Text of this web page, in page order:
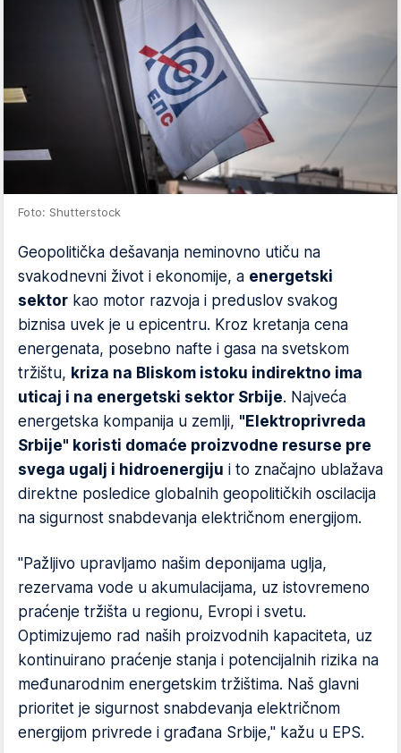
Foto: Shutterstock
Geopolitička dešavanja neminovno utiču na
svakodnevni život i ekonomije, a energetski
sektor kao motor razvoja i preduslov svakog
biznisa uvek je u epicentru. Kroz kretanja cena
energenata, posebno nafte i gasa na svetskom
tržištu, kriza na Bliskom istoku indirektno ima
uticaj i na energetski sektor Srbije. Najveća
energetska kompanija u zemlji, "Elektroprivreda
Srbije" koristi domaće proizvodne resurse pre
svega ugalj i hidroenergiju i to značajno ublažava
direktne posledice globalnih geopolitičkih oscilacija
na sigurnost snabdevanja električnom energijom.
"Pažljivo upravljamo našim deponijama uglja,
rezervama vode u akumulacijama, uz istovremeno
praćenje tržišta u regionu, Evropi i svetu.
Optimizujemo rad naših proizvodnih kapaciteta, uz
kontinuirano praćenje stanja i potencijalnih rizika na
međunarodnim energetskim tržištima. Naš glavni
prioritet je sigurnost snabdevanja električnom
energijom privrede i građana Srbije," kažu u EPS.